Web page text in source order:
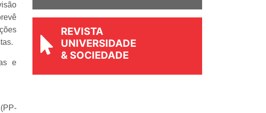
e
REVISTA
UNIVERSIDADE
& SOCIEDADE